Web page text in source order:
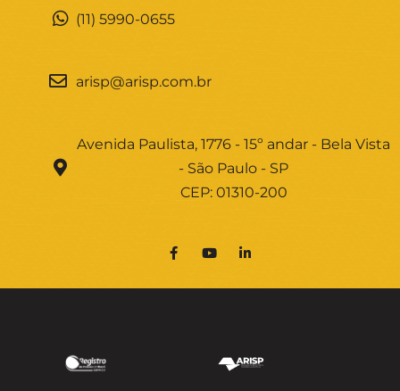
(11) 5990-0655
arisp@arisp.com.br
Avenida Paulista, 1776 - 15º andar - Bela Vista
- São Paulo - SP
CEP: 01310-200